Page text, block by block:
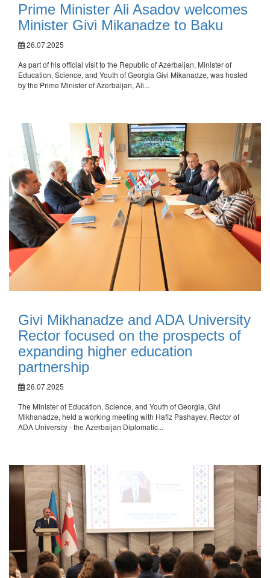
Prime Minister Ali Asadov welcomes
Minister Givi Mikanadze to Baku
26.07.2025
As part of his official visit to the Republic of Azerbaijan, Minister of
Education, Science, and Youth of Georgia Givi Mikanadze, was hosted
by the Prime Minister of Azerbaijan, Ali...
Givi Mikhanadze and ADA University
Rector focused on the prospects of
expanding higher education
partnership
26.07.2025
The Minister of Education, Science, and Youth of Georgia, Givi
Mikhanadze, held a working meeting with Hafiz Pashayev, Rector of
ADA University - the Azerbaijan Diplomatic...